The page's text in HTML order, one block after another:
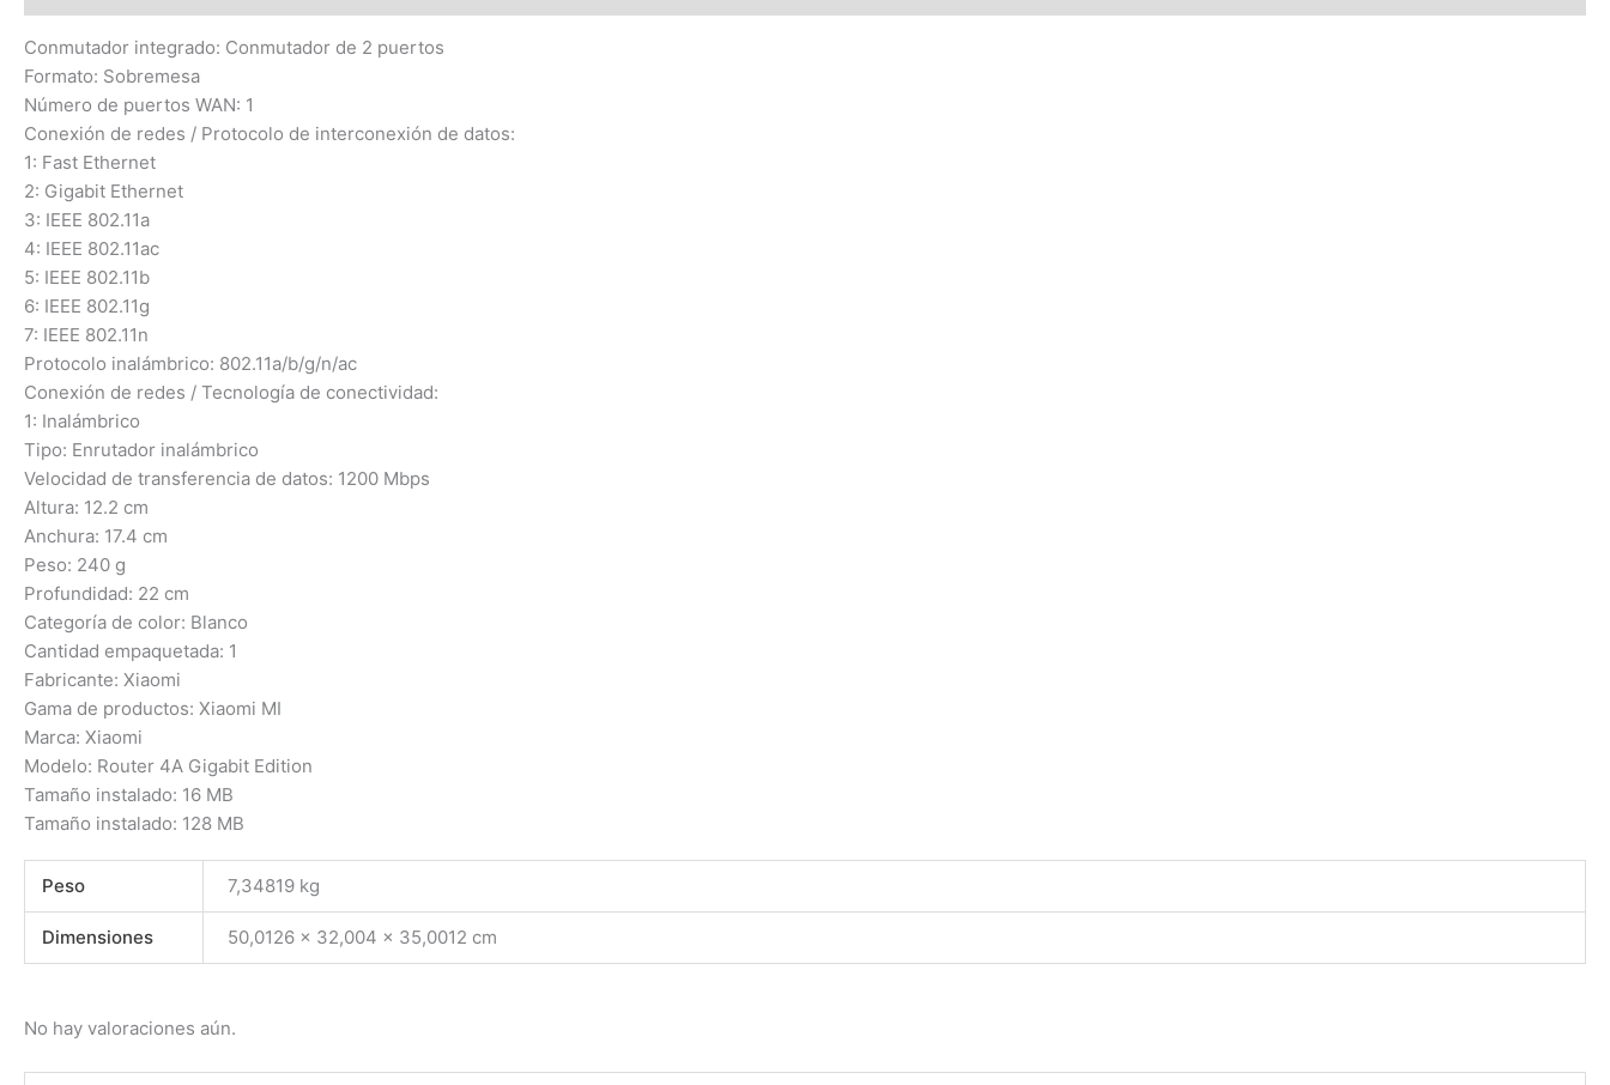
Conmutador integrado: Conmutador de 2 puertos
Formato: Sobremesa
Número de puertos WAN: 1
Conexión de redes / Protocolo de interconexión de datos:
1: Fast Ethernet
2: Gigabit Ethernet
3: IEEE 802.11a
4: IEEE 802.11ac
5: IEEE 802.11b
6: IEEE 802.11g
7: IEEE 802.11n
Protocolo inalámbrico: 802.11a/b/g/n/ac
Conexión de redes / Tecnología de conectividad:
1: Inalámbrico
Tipo: Enrutador inalámbrico
Velocidad de transferencia de datos: 1200 Mbps
Altura: 12.2 cm
Anchura: 17.4 cm
Peso: 240 g
Profundidad: 22 cm
Categoría de color: Blanco
Cantidad empaquetada: 1
Fabricante: Xiaomi
Gama de productos: Xiaomi MI
Marca: Xiaomi
Modelo: Router 4A Gigabit Edition
Tamaño instalado: 16 MB
Tamaño instalado: 128 MB
Peso 7,34819 kg
Dimensiones 50,0126 × 32,004 × 35,0012 cm
No hay valoraciones aún.